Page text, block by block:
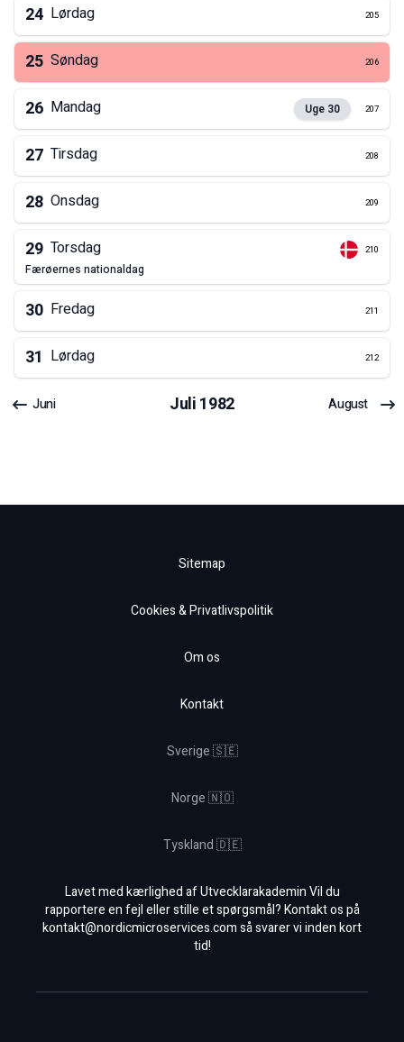
24 Lørdag 205
25 Søndag 206
26 Mandag Uge 30 207
27 Tirsdag 208
28 Onsdag 209
29 Torsdag 210
færøernes nationaldag
30 Fredag 211
31 Lørdag 212
Juni Juli1982 August
Sitemap
Cookies & Privatlivspolitik
Om os
Kontakt
Sverige 🇸🇪
Norge 🇳🇴
Tyskland 🇩🇪
Lavet med kærlighed af Utvecklarakademin Vil du
rapportere en fejl eller stille et spørgsmål? Kontakt os på
kontakt@nordicmicroservices.comså svarer vi inden kort
tid!